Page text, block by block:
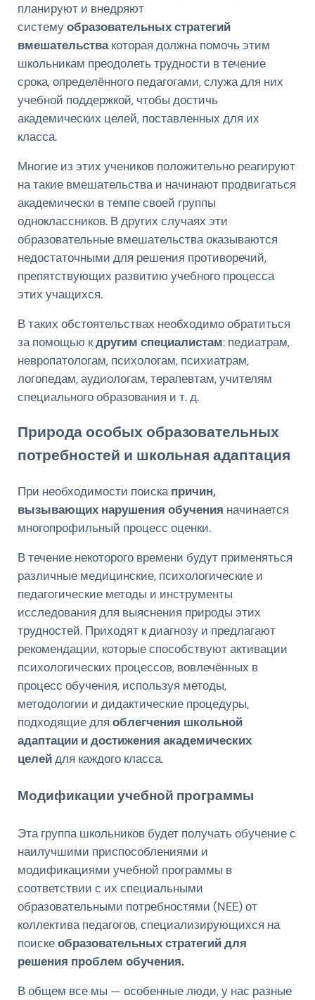
планируют и внедряют
системуобразовательных стратегий
вмешательствакоторая должна помочь этим
школьникам преодолеть трудности в течение
срока, определённого педагогами, служа для них
учебной поддержкой, чтобы достичь
академических целей, поставленных для их
класса.
Многие из этих учеников положительно реагируют
на такие вмешательства и начинают продвигаться
академически в темпе своей группы
одноклассников. В других случаях эти
образовательные вмешательства оказываются
недостаточными для решения противоречий,
препятствующих развитию учебного процесса
этих учащихся.
В таких обстоятельствах необходимо обратиться
за помощью кдругим специалистам: педиатрам,
невропатологам, психологам, психиатрам,
логопедам, аудиологам, терапевтам, учителям
специального образования и т. д.
Природа особых образовательных
потребностей и школьная адаптация
При необходимости поискапричин,
вызывающих нарушения обучения начинается
многопрофильный процесс оценки.
В течение некоторого времени будут применяться
различные медицинские, психологические и
педагогические методы и инструменты
исследования для выяснения природы этих
трудностей. Приходят к диагнозу и предлагают
рекомендации, которые способствуют активации
психологических процессов, вовлечённых в
процесс обучения, используя методы,
методологии и дидактические процедуры,
подходящие для облегчения школьной
адаптации и достижения академических
целейдля каждого класса.
Модификации учебной программы
Эта группа школьников будет получать обучение с
наилучшими приспособлениями и
модификациями учебной программы в
соответствии с их специальными
образовательными потребностями (NEE) от
коллектива педагогов, специализирующихся на
поискеобразовательных стратегий для
решения проблем обучения.
В общем все мы — особенные люди, у нас разные